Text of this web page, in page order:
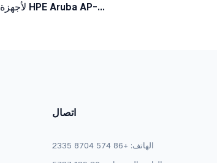
لأجهزة HPE Aruba AP-
اتصال
الهاتف: +86 574 8704 2335